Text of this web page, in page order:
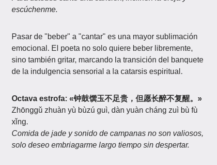
escúchenme.
Pasar de "beber" a "cantar" es una mayor sublimación
emocional. El poeta no solo quiere beber libremente,
sino también gritar, marcando la transición del banquete
de la indulgencia sensorial a la catarsis espiritual.
Octava estrofa: «钟鼓馔玉不足贵，但愿长醉不复醒。»
Zhōnggǔ zhuàn yù bùzú guì, dàn yuàn cháng zuì bù fù
xǐng.
Comida de jade y sonido de campanas no son valiosos,
solo deseo embriagarme largo tiempo sin despertar.